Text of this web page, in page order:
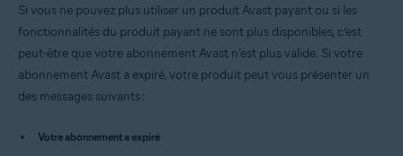
Avast Premium Security 14.x pour Mac
VPN Avast SecureLine 4.x pour Mac
Avast Cleanup Premium 4.x pour Mac
Avast AntiTrack 3.x pour Mac
Microsoft Windows 11 Home / Pro / Enterprise / Education
Si vous ne pouvez plus utiliser un produit Avast payant ou si les
fonctionnalités du produit payant ne sont plus disponibles, c’est
peut-être que votre abonnement Avast n'est plus valide. Si votre
abonnement Avast a expiré, votre produit peut vous présenter un
des messages suivants :
Votre abonnement a expiré